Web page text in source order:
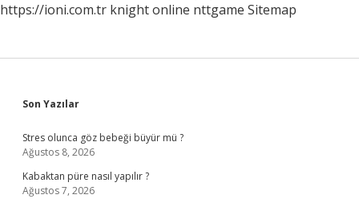
https://ioni.com.tr knight online nttgame Sitemap
Sidebar
Son Yazılar
Stres olunca göz bebeği büyür mü ?
Ağustos 8, 2026
Kabaktan püre nasıl yapılır ?
Ağustos 7, 2026